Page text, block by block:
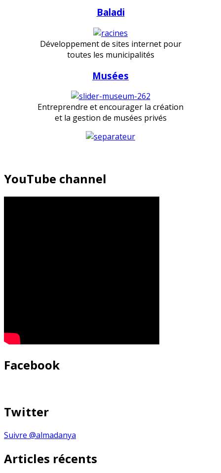
Baladi
Développement de sites internet pour
toutes les municipalités
Musées
Entreprendre et encourager la création
et la gestion de musées privés
YouTube channel
Facebook
Twitter
Suivre @almadanya
Articles récents